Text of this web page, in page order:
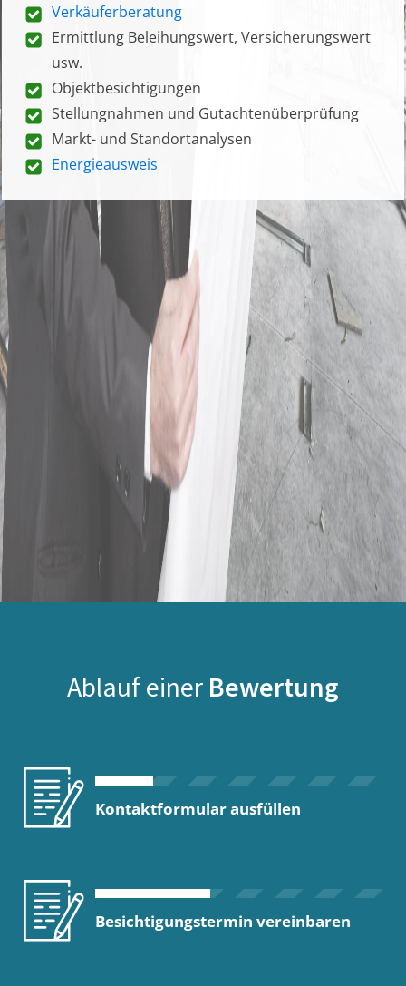
Verkäuferberatung
Ermittlung Beleihungswert, Versicherungswert
usw.
Objektbesichtigungen
Stellungnahmen und Gutachtenüberprüfung
Markt- und Standortanalysen
Energieausweis
Ablauf einer Bewertung
Kontaktformular ausfüllen
Besichtigungstermin vereinbaren